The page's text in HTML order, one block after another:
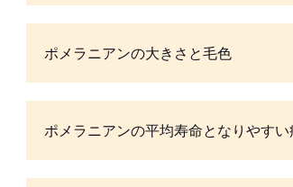
ポメラニアンの大きさと毛色
ポメラニアンの平均寿命となりやす